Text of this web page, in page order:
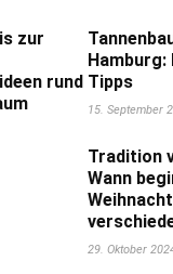
zur
rund
Hamburg:
Tipps
15. September
Tradition
Wann
29. Oktober